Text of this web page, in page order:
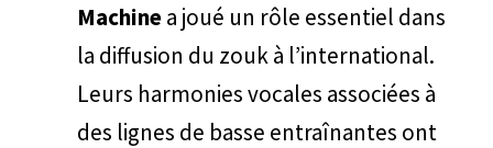
Machinea joué un rôle essentiel dans
la diffusion du zouk à l’international.
Leurs harmonies vocales associées à
des lignes de basse entraînantes ont